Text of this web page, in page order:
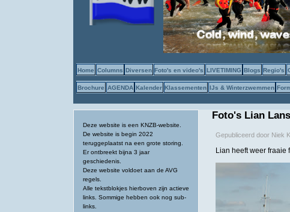
Home Columns Diversen Foto's en video's LIVETIMING Blogs Regio's
Brochure AGENDA Kalender Klassementen IJs & Winterzwemmen
Deze website is een KNZB-website.
De website is begin 2022
teruggeplaatst na een grote storing.
Er ontbreekt bijna 3 jaar
geschiedenis.
Deze website voldoet aan de AVG
regels.
Alle tekstblokjes hierboven zijn actieve
links. Sommige hebben ook nog sub-
links.
Foto's Lian
Gepubliceerd door Niek
Lian heeft weer fraaie